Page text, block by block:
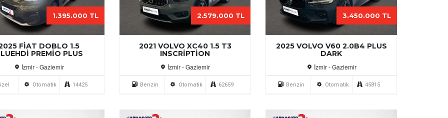
FIAT DOBLO 1.5
PREMIO PLUS
İzmir - Gaziemir
1.395.000 TL
Otomatik 14425
2021 VOLVO XC40 1.5 T3
INSCRIPTION
İzmir - Gaziemir
2.579.000 TL
Benzin Otomatik 62659
2025 VOLVO V60 2.0B4 PLUS
DARK
İzmir - Gaziemir
3.450.000 TL
Benzin Otomatik 45815